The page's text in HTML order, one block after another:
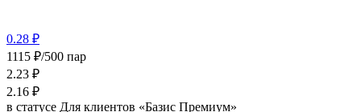
0.28 ₽
1115 ₽/500 пар
2.23 ₽
2.16 ₽
в статусе Для клиентов «Базис Премиум»